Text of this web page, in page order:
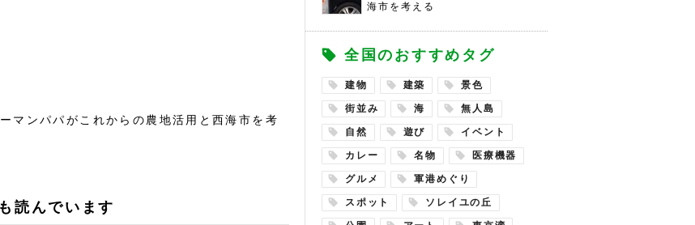
マンパパがこれからの農地活用と西海市を考
読んでいます
海市を考える
全国のおすすめタグ
建物 建築 景色
街並み 海 無人島
自然 遊び イベント
カレー 名物 医療機器
グルメ 軍港めぐり
スポット ソレイユの丘